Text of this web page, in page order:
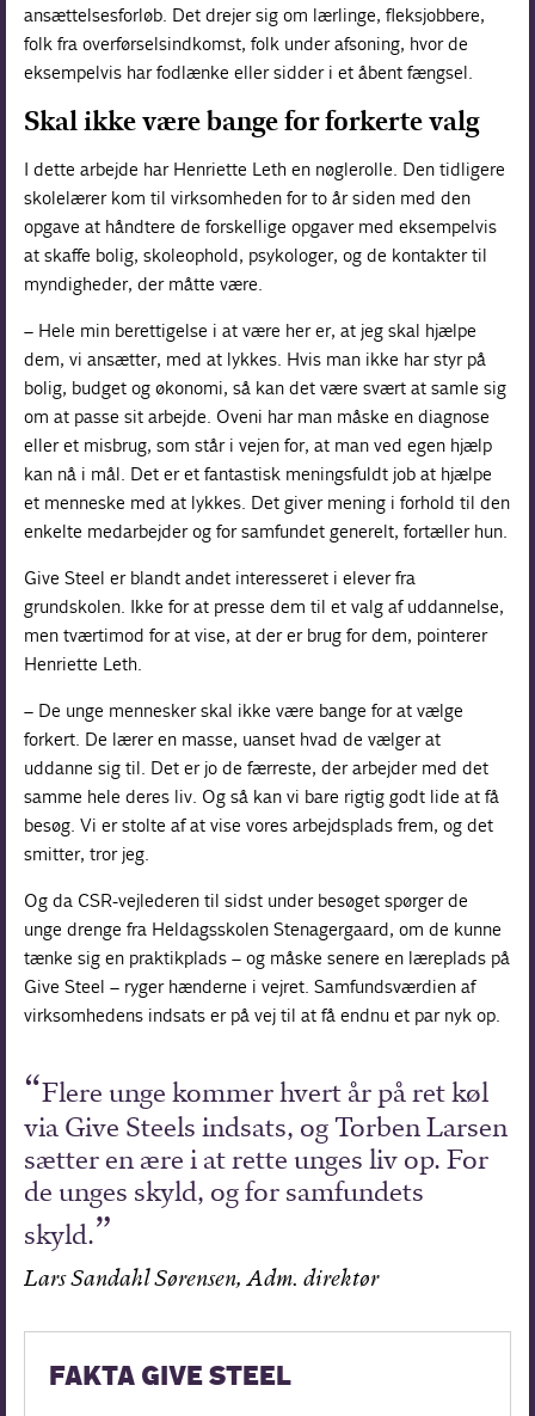
ansættelsesforløb. Det drejer sig om lærlinge, fleksjobbere,
folk fra overførselsindkomst, folk under afsoning, hvor de
eksempelvis har fodlænke eller sidder i et åbent fængsel.
Skal ikke være bange for forkerte valg
I dette arbejde har Henriette Leth en nøglerolle. Den tidligere
skolelærer kom til virksomheden for to år siden med den
opgave at håndtere de forskellige opgaver med eksempelvis
at skaffe bolig, skoleophold, psykologer, og de kontakter til
myndigheder, der måtte være.
– Hele min berettigelse i at være her er, at jeg skal hjælpe
dem, vi ansætter, med at lykkes. Hvis man ikke har styr på
bolig, budget og økonomi, så kan det være svært at samle sig
om at passe sit arbejde. Oveni har man måske en diagnose
eller et misbrug, som står i vejen for, at man ved egen hjælp
kan nå i mål. Det er et fantastisk meningsfuldt job at hjælpe
et menneske med at lykkes. Det giver mening i forhold til den
enkelte medarbejder og for samfundet generelt, fortæller hun.
Give Steel er blandt andet interesseret i elever fra
grundskolen. Ikke for at presse dem til et valg af uddannelse,
men tværtimod for at vise, at der er brug for dem, pointerer
Henriette Leth.
– De unge mennesker skal ikke være bange for at vælge
forkert. De lærer en masse, uanset hvad de vælger at
uddanne sig til. Det er jo de færreste, der arbejder med det
samme hele deres liv. Og så kan vi bare rigtig godt lide at få
besøg. Vi er stolte af at vise vores arbejdsplads frem, og det
smitter, tror jeg.
Og da CSR-vejlederen til sidst under besøget spørger de
unge drenge fra Heldagsskolen Stenagergaard, om de kunne
tænke sig en praktikplads – og måske senere en læreplads på
Give Steel – ryger hænderne i vejret. Samfundsværdien af
virksomhedens indsats er på vej til at få endnu et par nyk op.
Flere unge kommer hvert år på ret køl
via Give Steels indsats, og Torben Larsen
sætter en ære i at rette unges liv op. For
de unges skyld, og for samfundets
skyld.
Lars Sandahl Sørensen, Adm. direktør
FAKTA GIVE STEEL